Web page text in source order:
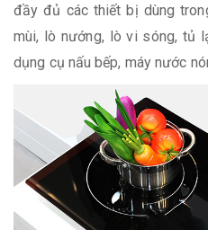
đầy đủ các thiết bị dùng
mùi, lò nướng, lò vi sóng, tủ
dụng cụ nấu bếp, máy nước